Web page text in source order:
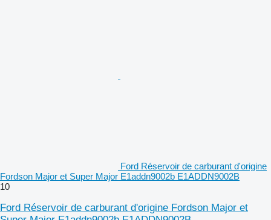
Ford Réservoir de carburant d'origine
Fordson Major et Super Major E1addn9002b E1ADDN9002B
10
Ford Réservoir de carburant d'origine Fordson Major et